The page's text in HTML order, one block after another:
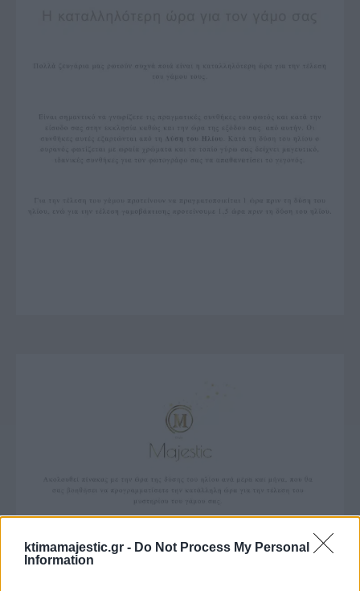
ktimamajestic.gr - Do Not Process My Personal
Information